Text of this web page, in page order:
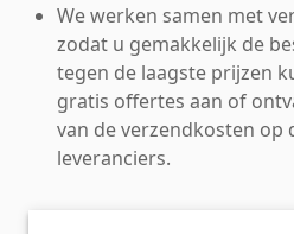
We werken samen met
zodat u gemakkelijk de
tegen de laagste prijzen
gratis offertes aan of
van de verzendkosten op
leveranciers.